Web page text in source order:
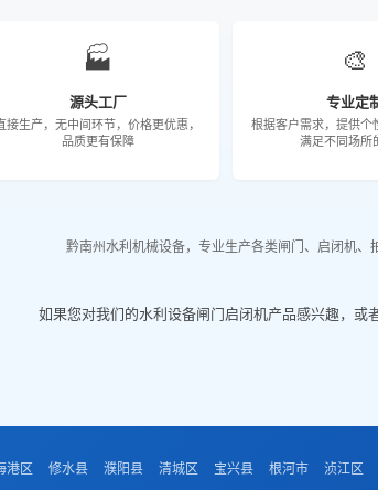
🏭
源头工厂
接生产，无中间环节，价格更优惠，
品质更有保障
🎨
专业定
根据客户需求，提供个
满足不同场所
黔南州水利机械设备，专业生产各类闸门、启闭机
如果您对我们的水利设备闸门启闭机产品感兴趣，或
港区 修水县 濮阳县 清城区 宝兴县 根河市 浈江区